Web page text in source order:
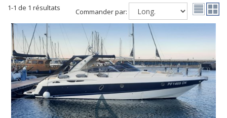
1-1 de 1 résultats Commander par: